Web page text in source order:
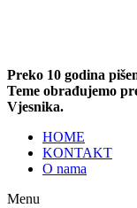
Preko 10 godina
Teme obrađujemo
Vjesnika.
HOME
KONTAKT
O nama
Menu